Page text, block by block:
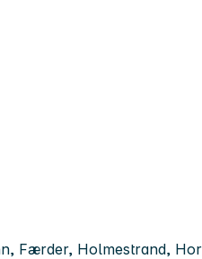
Færder, Holmestrand,